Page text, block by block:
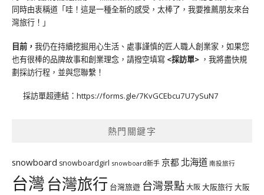
同時由衷稱道「哇！這是一種全新的感受，太棒了，我要推薦朋友來台
灣旅行！」
目前， 我仍在持續挖掘用心生活、處事謹慎的匠人職人創業家，如果您
也有很棒的品牌故事和創業理念，請撥空填寫 <採訪單> ，我將盡快規
劃採訪行程，並與您聯繫！
採訪單超連結： https://forms.gle/7KvGCEbcu7U7ySuN7
熱門關鍵字
snowboard snowboardgirl snowboard新手 京都 北海道 南投旅行
台灣台灣旅行 台灣旅遊 台灣景點大阪大阪旅行大阪